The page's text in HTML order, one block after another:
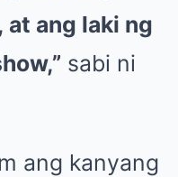
at ang laki ng
sabi ni
ang kanyang